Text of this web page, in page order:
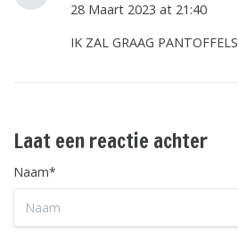
28 Maart 2023 at 21:40
IK ZAL GRAAG
Laat een reactie achter
Naam*